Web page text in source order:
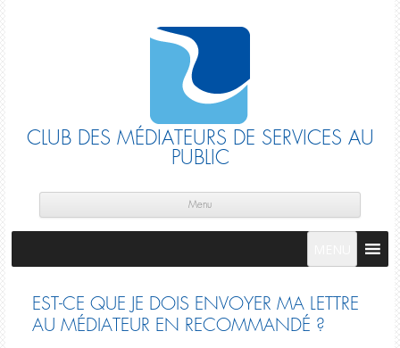
CLUB DES MÉDIATEURS DE SERVICES AU
PUBLIC
Menu
EST-CE QUE JE DOIS ENVOYER MA LETTRE
AU MÉDIATEUR EN RECOMMANDÉ ?